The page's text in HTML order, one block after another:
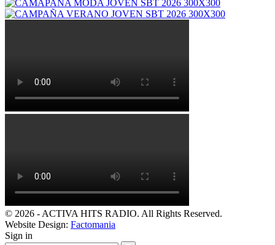
© 2026 - ACTIVA HITS RADIO. All Rights Reserved.
Website Design: Factomania
Sign in